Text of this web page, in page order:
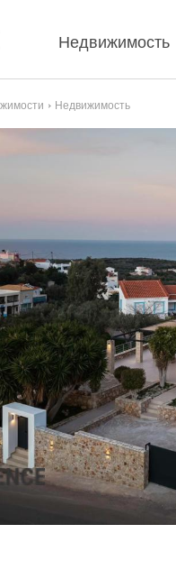
Недвижимость
Недвижимость